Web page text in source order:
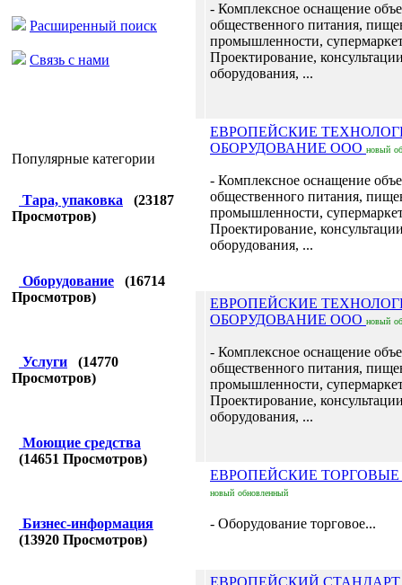
Расширенный поиск
Связь с нами
Популярные категории
Тара, упаковка (23187
Просмотров)
Оборудование (16714
Просмотров)
Услуги (14770
Просмотров)
Моющие средства
(14651 Просмотров)
Бизнес-информация
(13920 Просмотров)
- Комплексное оснащение
общественного питания,
промышленности,
Проектирование,
оборудования, ...
ЕВРОПЕЙСКИЕ
ОБОРУДОВАНИЕ ООО новый
- Комплексное оснащение
общественного питания,
промышленности,
Проектирование,
оборудования, ...
ЕВРОПЕЙСКИЕ
ОБОРУДОВАНИЕ ООО новый
- Комплексное оснащение
общественного питания,
промышленности,
Проектирование,
оборудования, ...
ЕВРОПЕЙСКИЕ
новый обновленный
- Оборудование торговое...
ЕВРОПЕЙСКИЙ